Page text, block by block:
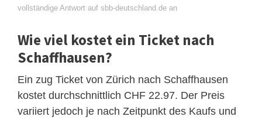
vollständige Antwort auf sbb-deutschland.de an
Wie viel kostet ein Ticket nach
Schaffhausen?
Ein zug Ticket von Zürich nach Schaffhausen
kostet durchschnittlich CHF 22.97. Der Preis
variiert jedoch je nach Zeitpunkt des Kaufs und